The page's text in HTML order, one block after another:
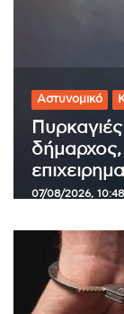
Ελλάδα
Νέο
κανόνες
07/08/2026, 10:26